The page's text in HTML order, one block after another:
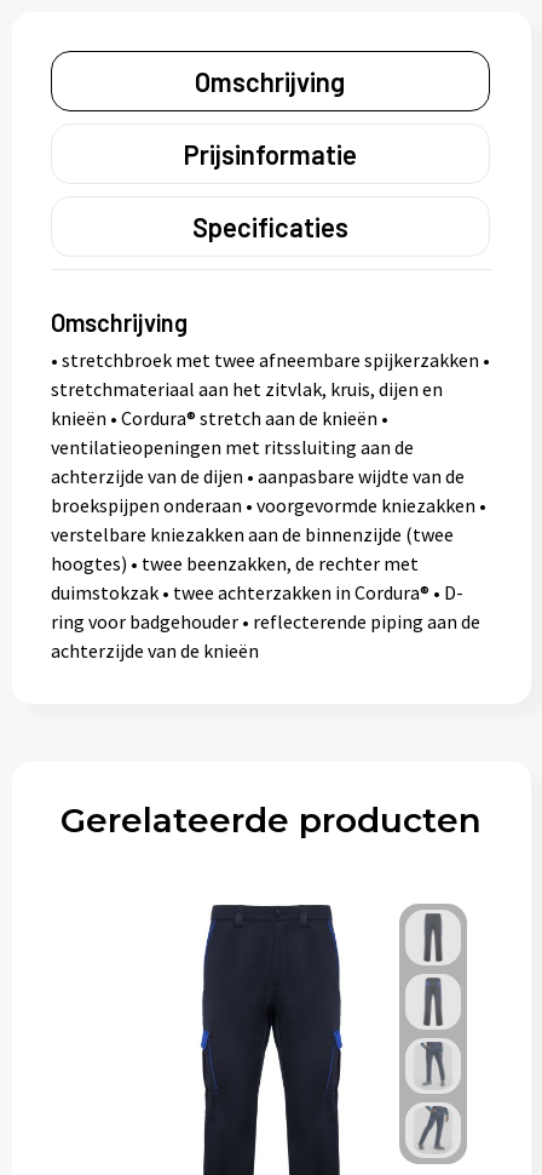
Omschrijving
Prijsinformatie
Specificaties
Omschrijving
• stretchbroek met twee afneembare spijkerzakken •
stretchmateriaal aan het zitvlak, kruis, dijen en
knieën • Cordura® stretch aan de knieën •
ventilatieopeningen met ritssluiting aan de
achterzijde van de dijen • aanpasbare wijdte van de
broekspijpen onderaan • voorgevormde kniezakken •
verstelbare kniezakken aan de binnenzijde (twee
hoogtes) • twee beenzakken, de rechter met
duimstokzak • twee achterzakken in Cordura® • D-
ring voor badgehouder • reflecterende piping aan de
achterzijde van de knieën
Gerelateerde producten